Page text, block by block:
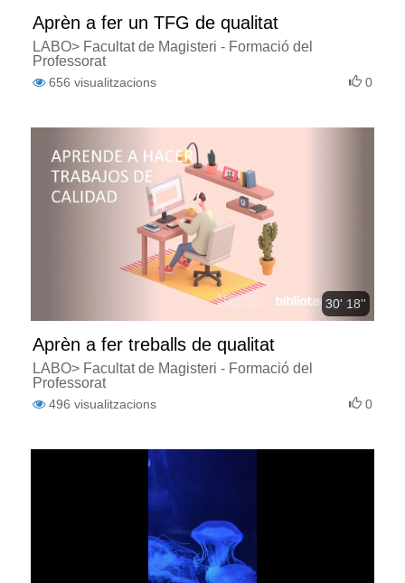
Aprèn a fer un TFG de qualitat
LABO> Facultat de Magisteri - Formació del
Professorat
656 visualitzacions 0
30' 18''
Aprèn a fer treballs de qualitat
LABO> Facultat de Magisteri - Formació del
Professorat
496 visualitzacions 0